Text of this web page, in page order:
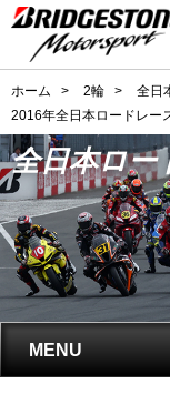
ホーム > 2輪 > 全日
2016年全日本ロードレー
全日本ロー
MENU